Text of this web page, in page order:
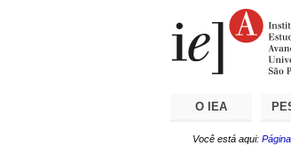
O IEA
Você está aqui: